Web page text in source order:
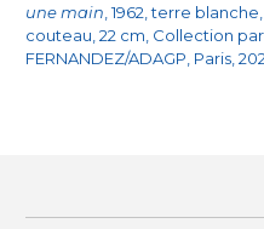
une main , 1962, terre
couteau, 22 cm, Collection
FERNANDEZ/ADAGP, Paris,